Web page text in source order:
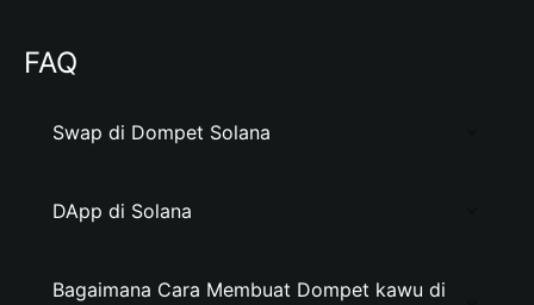
FAQ
Swap di Dompet Solana
DApp di Solana
Bagaimana Cara Membuat Dompet kawu di